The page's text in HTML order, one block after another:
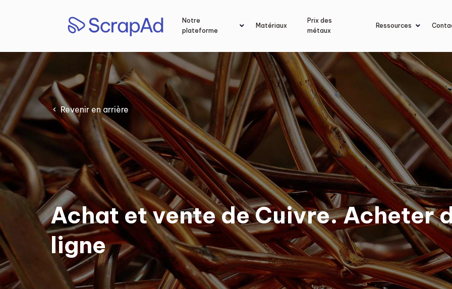
Notre
plateforme
Matériaux
Prix des
métaux
Ressources
Revenir en arrière
Achat et vente de Cuivre. Acheter
ligne